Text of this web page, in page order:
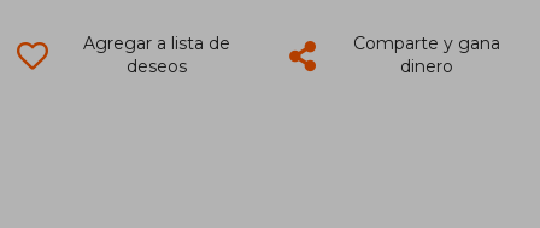
Agregar a lista de
deseos
Comparte y gana
dinero